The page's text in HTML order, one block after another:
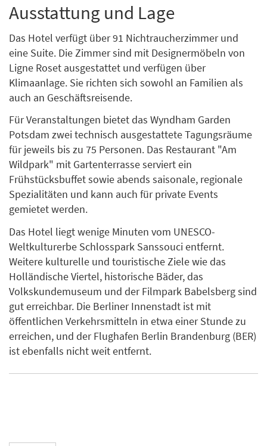
Ausstattung und Lage
Das Hotel verfügt über 91 Nichtraucherzimmer und
eine Suite. Die Zimmer sind mit Designermöbeln von
Ligne Roset ausgestattet und verfügen über
Klimaanlage. Sie richten sich sowohl an Familien als
auch an Geschäftsreisende.
Für Veranstaltungen bietet das Wyndham Garden
Potsdam zwei technisch ausgestattete Tagungsräume
für jeweils bis zu 75 Personen. Das Restaurant "Am
Wildpark" mit Gartenterrasse serviert ein
Frühstücksbuffet sowie abends saisonale, regionale
Spezialitäten und kann auch für private Events
gemietet werden.
Das Hotel liegt wenige Minuten vom UNESCO-
Weltkulturerbe Schlosspark Sanssouci entfernt.
Weitere kulturelle und touristische Ziele wie das
Holländische Viertel, historische Bäder, das
Volkskundemuseum und der Filmpark Babelsberg sind
gut erreichbar. Die Berliner Innenstadt ist mit
öffentlichen Verkehrsmitteln in etwa einer Stunde zu
erreichen, und der Flughafen Berlin Brandenburg (BER)
ist ebenfalls nicht weit entfernt.